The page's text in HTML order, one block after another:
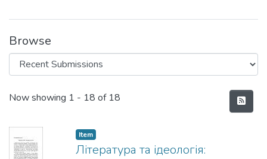
Browse
Recent Submissions
Now showing 1 - 18 of 18
Item
Література та ідеологія: